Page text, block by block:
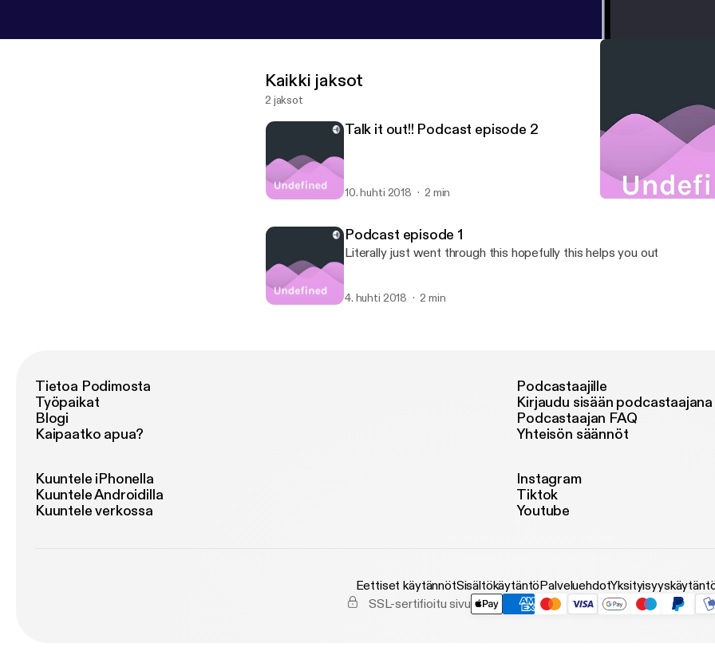
Kaikki jaksot
2 jaksot
Talk it out!! Podcast episode 2
10. huhti 2018 2 min
Podcast episode 1
Literally just went through this hopefully this helps you out
4. huhti 2018 2 min
Tietoa Podimosta
Työpaikat
Blogi
Kaipaatko apua?
Podcastaajille
Kirjaudu sisään podcastaajana
Podcastaajan FAQ
Yhteisön säännöt
Kuuntele iPhonella
Kuuntele Androidilla
Kuuntele verkossa
Instagram
Tiktok
Youtube
Eettiset käytännötSisältökäytäntöPalveluehdot
SSL-sertifioitu sivu